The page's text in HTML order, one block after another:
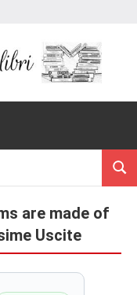
are made of
Uscite